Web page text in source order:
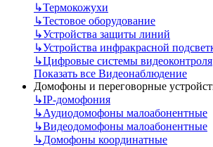
↳Термокожухи
↳Тестовое оборудование
↳Устройства защиты линий
↳Устройства инфракрасной
↳Цифровые системы видеоконтроля
Показать все Видеонаблюдение
Домофоны и переговорные
↳IP-домофония
↳Аудиодомофоны малоабонентные
↳Видеодомофоны малоабонентные
↳Домофоны координатные